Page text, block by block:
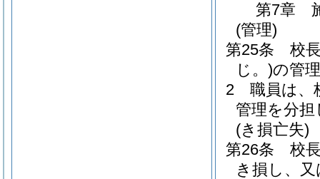
第7章
(管理)
第25条
校
じ。)の管
2
職員は、
管理を分
(き損亡失)
第26条
校
き損し、